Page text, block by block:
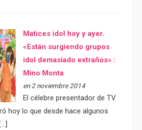
Matices idol hoy y ayer.
«Están surgiendo grupos
idol demasiado extraños» :
Mino Monta
en 2 noviembre 2014
El célebre presentador de TV
hoy lo que desde hace algunos